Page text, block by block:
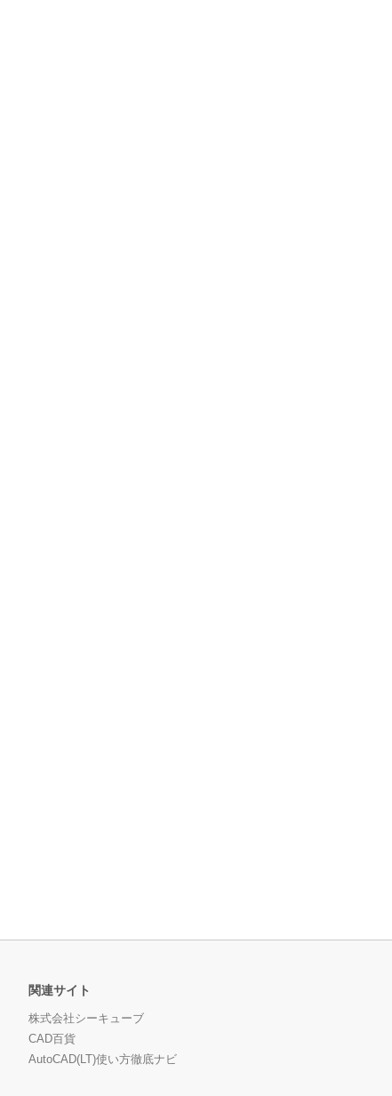
関連サイト
株式会社シーキューブ
CAD百貨
AutoCAD(LT)使い方徹底ナビ